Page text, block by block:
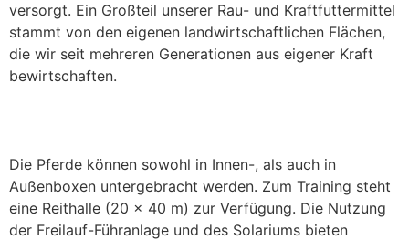
versorgt. Ein Großteil unserer Rau- und Kraftfuttermittel
stammt von den eigenen landwirtschaftlichen Flächen,
die wir seit mehreren Generationen aus eigener Kraft
bewirtschaften.
Die Pferde können sowohl in Innen-, als auch in
Außenboxen untergebracht werden. Zum Training steht
eine Reithalle (20 x 40 m) zur Verfügung. Die Nutzung
der Freilauf-Führanlage und des Solariums bieten